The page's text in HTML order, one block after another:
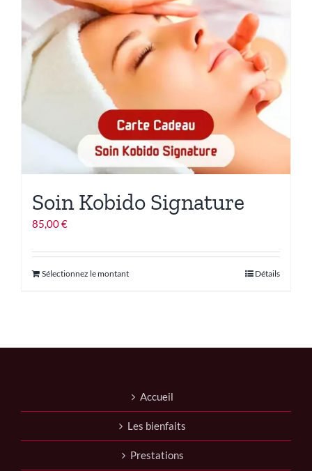
sur
la
page
du
produit
Soin Kobido Signature
85,00€
Sélectionnez le montantCe
Les
être
sur
page
Détails
Accueil
Les bienfaits
Prestations